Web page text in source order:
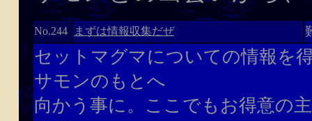
No.244 まずは情報収集だぜ
セットマグマについての情報を
サモンのもとへ
向かう事に。ここでもお得意の